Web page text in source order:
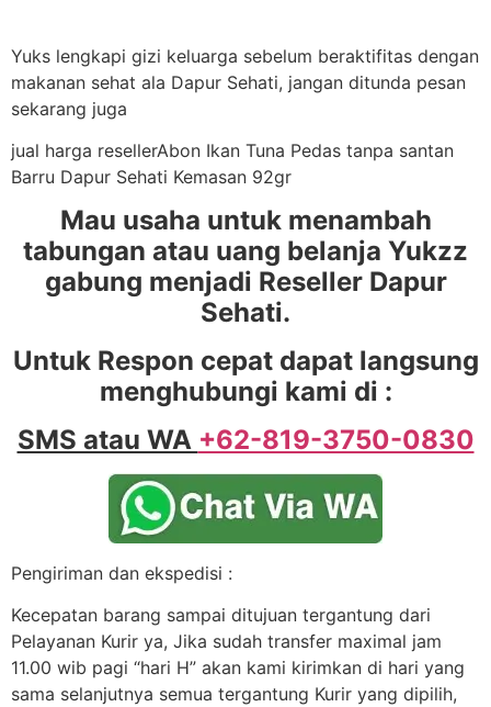
Yuks lengkapi gizi keluarga sebelum beraktifitas dengan
makanan sehat ala Dapur Sehati, jangan ditunda pesan
sekarang juga
jual harga resellerAbon Ikan Tuna Pedas tanpa santan
Barru Dapur Sehati Kemasan 92gr
Mau usaha untuk menambah
tabungan atau uang belanja Yukzz
gabung menjadi Reseller Dapur
Sehati.
Untuk Respon cepat dapat langsung
menghubungi kami di :
SMS atau WA +62-819-3750-0830
Pengiriman dan ekspedisi :
Kecepatan barang sampai ditujuan tergantung dari
Pelayanan Kurir ya, Jika sudah transfer maximal jam
11.00 wib pagi “hari H” akan kami kirimkan di hari yang
sama selanjutnya semua tergantung Kurir yang dipilih,